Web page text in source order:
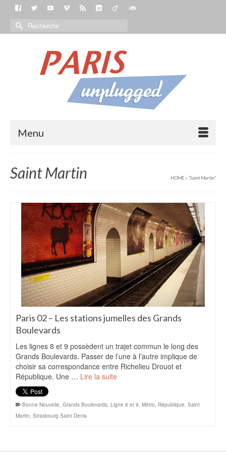
Menu
Saint Martin HOME» “Saint Martin“
Paris 02 – Les stations jumelles des Grands
Boulevards
Les lignes 8 et 9 possèdent un trajet commun le long des
Grands Boulevards. Passer de l’une à l’autre implique de
choisir sa correspondance entre Richelieu Drouot et
République. Une … Lire la suite
Bonne Nouvelle, Grands Boulevards, Ligne 8 et 9, Métro, République, Saint
Martin, Strasbourg Saint Denis